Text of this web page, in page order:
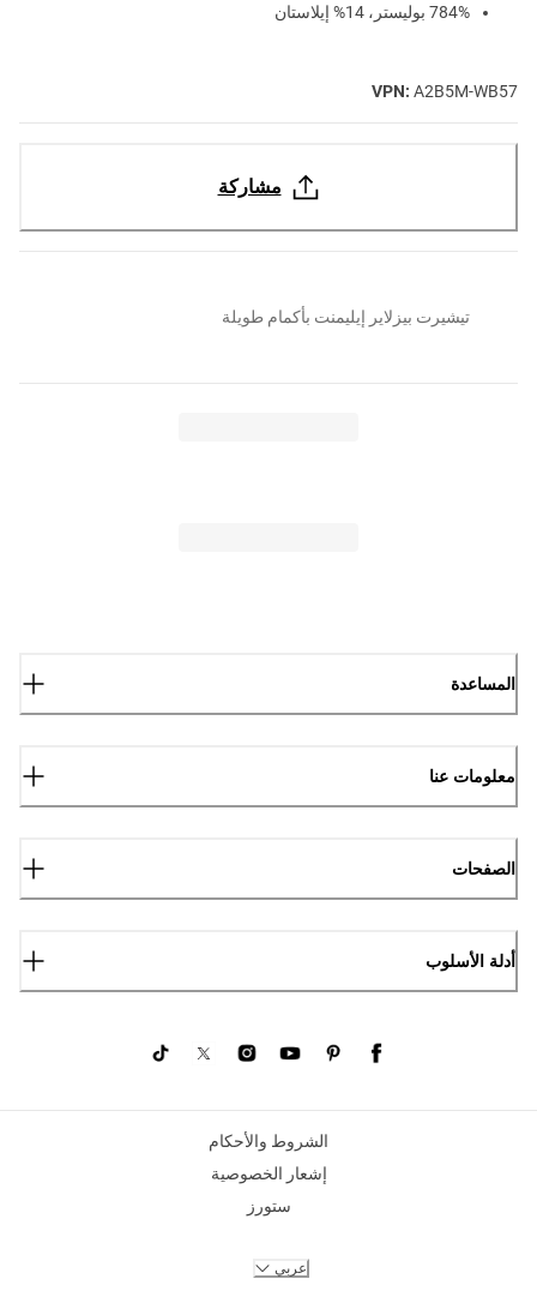
784% بوليستر، 14% إيلاستان
VPN: A2B5M-WB57
مشاركة
تيشيرت بيزلاير إيليمنت بأكمام طويلة
المساعدة
معلومات عنا
الصفحات
أدلة الأسلوب
الشروط والأحكام
إشعار الخصوصية
ستورز
عربي